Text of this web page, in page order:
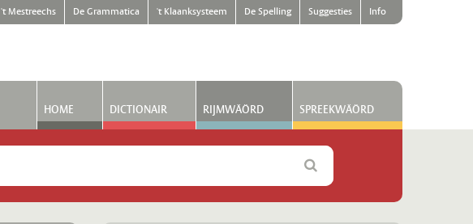
't Mestreechs De Grammatica 't Klaanksysteem De Spelling Suggesties Info
HOME DICTIONAIR RIJMWÄÖRD SPREEKWÄÖRD